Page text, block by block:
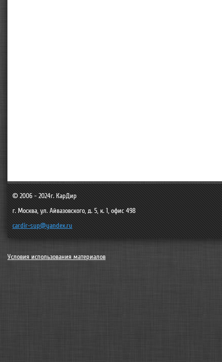
© 2006 - 2024г. КарДир
г. Москва, ул. Айвазовского, д. 5, к. 1, офис 498
cardir-sup@yandex.ru
Условия использования материалов